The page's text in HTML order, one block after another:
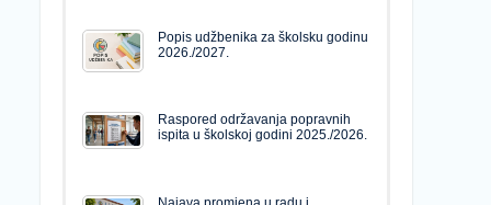
Popis udžbenika za školsku godinu
2026./2027.
Raspored održavanja popravnih
ispita u školskoj godini 2025./2026.
Najava promjena u radu i